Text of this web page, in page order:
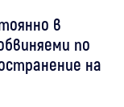
в
по
на